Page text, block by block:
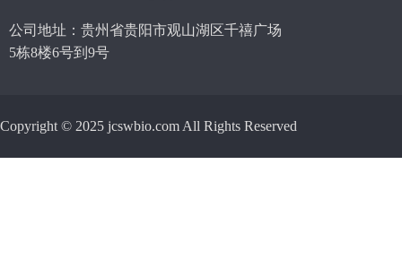
公司地址：贵州省贵阳市观山湖区千禧广场
5栋8楼6号到9号
Copyright © 2025 jcswbio.com All Rights Reserved